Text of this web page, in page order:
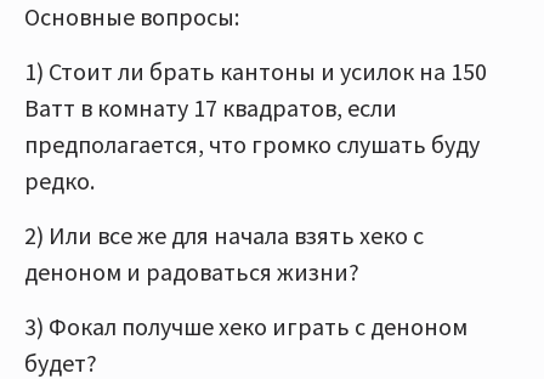
Основные вопросы:
1) Стоит ли брать кантоны и усилок на 150
Ватт в комнату 17 квадратов, если
предполагается, что громко слушать буду
редко.
2) Или все же для начала взять хеко с
деноном и радоваться жизни?
3) Фокал получше хеко играть с деноном
будет?